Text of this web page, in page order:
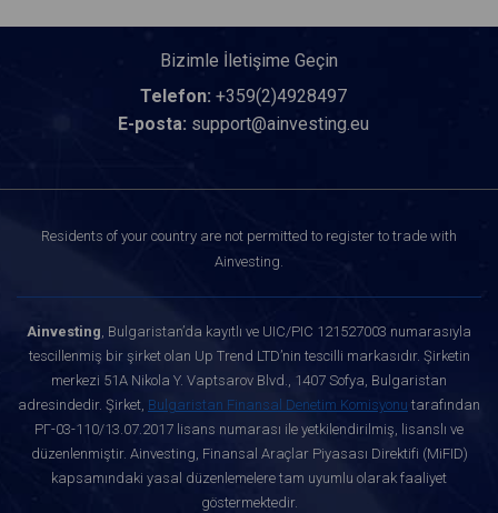
Bizimle İletişime Geçin
Telefon: +359(2)4928497
E-posta: support@ainvesting.eu
Residents of your country are not permitted to register to trade with
Ainvesting.
Ainvesting, Bulgaristan’da kayıtlı ve UIC/PIC 121527003 numarasıyla
tescillenmiş bir şirket olan Up Trend LTD’nin tescilli markasıdır. Şirketin
merkezi 51A Nikola Y. Vaptsarov Blvd., 1407 Sofya, Bulgaristan
adresindedir. Şirket, Bulgaristan Finansal Denetim Komisyonu tarafından
РГ-03-110/13.07.2017 lisans numarası ile yetkilendirilmiş, lisanslı ve
düzenlenmiştir. Ainvesting, Finansal Araçlar Piyasası Direktifi (MiFID)
kapsamındaki yasal düzenlemelere tam uyumlu olarak faaliyet
göstermektedir.